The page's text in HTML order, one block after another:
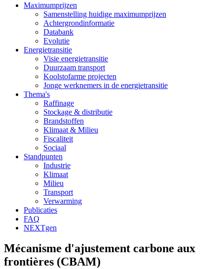
Maximumprijzen
Samenstelling huidige maximumprijzen
Achtergrondinformatie
Databank
Evolutie
Energietransitie
Visie energietransitie
Duurzaam transport
Koolstofarme projecten
Jonge werknemers in de energietransitie
Thema's
Raffinage
Stockage & distributie
Brandstoffen
Klimaat & Milieu
Fiscaliteit
Sociaal
Standpunten
Industrie
Klimaat
Milieu
Transport
Verwarming
Publicaties
FAQ
NEXTgen
Mécanisme d'ajustement carbone aux
frontières (CBAM)